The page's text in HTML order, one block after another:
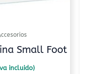
Small Foot
incluido)